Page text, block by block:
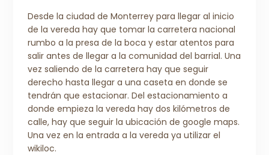
Desde la ciudad de Monterrey para llegar al inicio
de la vereda hay que tomar la carretera nacional
rumbo a la presa de la boca y estar atentos para
salir antes de llegar a la comunidad del barrial. Una
vez saliendo de la carretera hay que seguir
derecho hasta llegar a una caseta en donde se
tendrán que estacionar. Del estacionamiento a
donde empieza la vereda hay dos kilómetros de
calle, hay que seguir la ubicación de google maps.
Una vez en la entrada a la vereda ya utilizar el
wikiloc.